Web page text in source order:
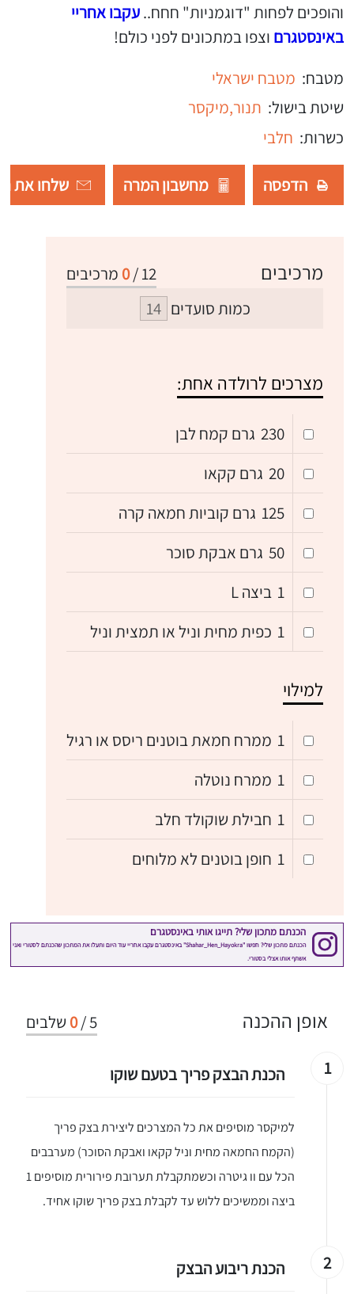
והופכים לפחות "דוגמניות" חחח..עקבו אחריי
באינסטגרם וצפו במתכונים לפני כולם!
מטבח: מטבח ישראלי
שיטת בישול: תנור,מיקסר
כשרות: חלבי
הדפסה מחשבון המרה שלחו את
12
/
0 מרכיבים מרכיבים
כמות סועדים
מצרכים לרולדה אחת:
230 גרם קמח לבן
20 גרם קקאו
125 גרם קוביות חמאה קרה
50 גרם אבקת סוכר
1 ביצה L
1 כפית מחית וניל או תמצית וניל
למילוי
1 ממרח חמאת בוטנים ריסס או רגיל
1 ממרח נוטלה
1 חבילת שוקולד חלב
1 חופן בוטנים לא מלוחים
5
/
0 שלבים אופן ההכנה
1 הכנת הבצק פריך בטעם שוקו
למיקסר מוסיפים את כל המצרכים ליצירת בצק פריך
(הקמח החמאה מחית וניל קקאו ואבקת הסוכר) מערבבים
הכל עם וו גיטרה וכשמתקבלת תערובת פירורית מוסיפים 1
ביצה וממשיכים ללוש עד לקבלת בצק פריך שוקו אחיד.
2 הכנת ריבוע הבצק